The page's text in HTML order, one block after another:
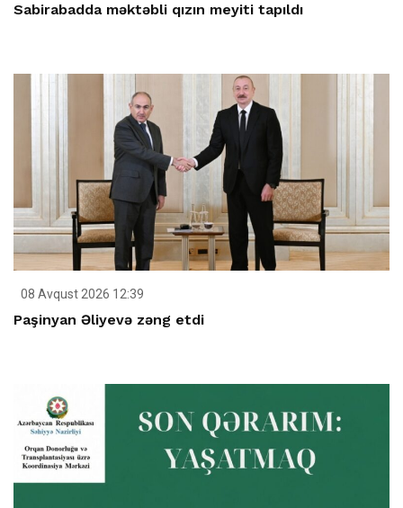
Sabirabadda məktəbli qızın meyiti tapıldı
08 Avqust 2026 12:39
Paşinyan Əliyevə zəng etdi